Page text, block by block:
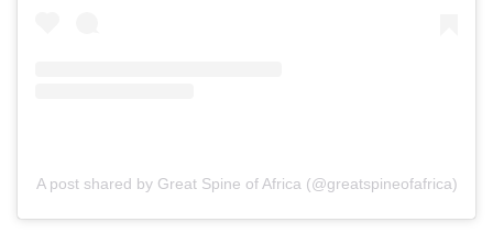
A post shared by Great Spine of Africa (@greatspineofafrica)